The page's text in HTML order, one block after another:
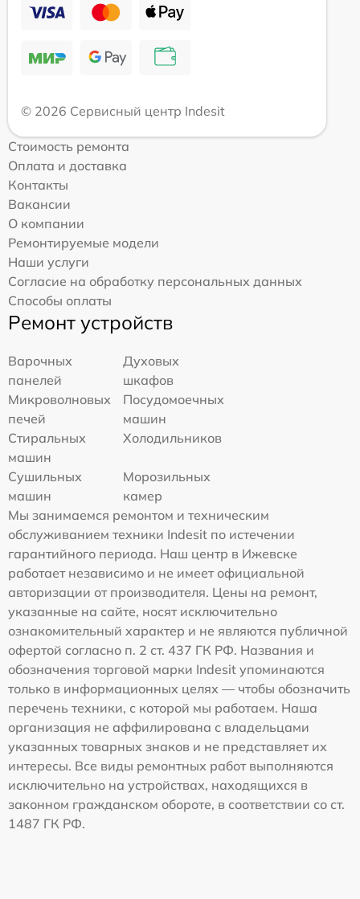
© 2026 Сервисный центр Indesit
Стоимость ремонта
Оплата и доставка
Контакты
Вакансии
О компании
Ремонтируемые модели
Наши услуги
Согласие на обработку персональных данных
Способы оплаты
Ремонт устройств
Варочных
панелей
Духовых
шкафов
Микроволновых
печей
Посудомоечных
машин
Стиральных
машин
Холодильников
Сушильных
машин
Морозильных
камер
Мы занимаемся ремонтом и техническим
обслуживанием техники Indesit по истечении
гарантийного периода. Наш центр в Ижевске
работает независимо и не имеет официальной
авторизации от производителя. Цены на ремонт,
указанные на сайте, носят исключительно
ознакомительный характер и не являются публичной
офертой согласно п. 2 ст. 437 ГК РФ. Названия и
обозначения торговой марки Indesit упоминаются
только в информационных целях — чтобы обозначить
перечень техники, с которой мы работаем. Наша
организация не аффилирована с владельцами
указанных товарных знаков и не представляет их
интересы. Все виды ремонтных работ выполняются
исключительно на устройствах, находящихся в
законном гражданском обороте, в соответствии со ст.
1487 ГК РФ.